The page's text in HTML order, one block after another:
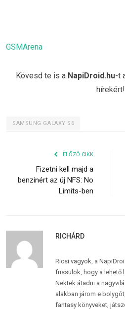
GSMArena
Kövesd te is a NapiDroid.hu-t
hírekért!
SAMSUNG GALAXY S6
ELŐZŐ CIKK
Fizetni kell majd a
benzinért az új NFS: No
Limits-ben
RICHÁRD
Ricsi vagyok, a
frissülök, hogy a lehető
Nektek átadni a
alakban járom e
fantasy könyveket,